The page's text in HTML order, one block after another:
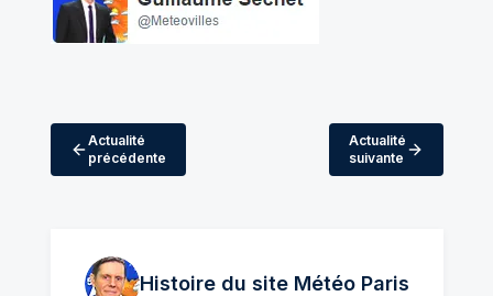
Actualité
précédente
Actualité
suivante
Histoire du site MétéoParis